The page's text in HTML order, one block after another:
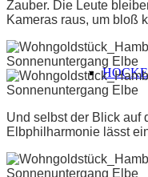
Zauber. Die Leute
Kameras raus, um bloß
Und selbst der Blick auf
Elbphilharmonie lässt